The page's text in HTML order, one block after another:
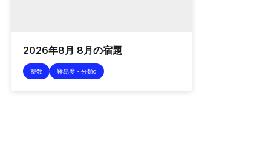
2026年8月 8月の宿題
整数 難易度・分類d